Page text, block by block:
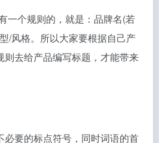
一个规则的，就是：品牌名(若
/风格。所以大家要根据自己产
则去给产品编写标题，才能带来
必要的标点符号，同时词语的首